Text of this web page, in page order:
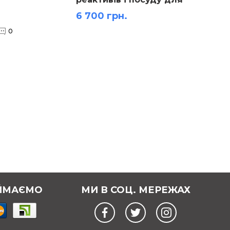
0
кабінету хімії для 8
класу
6 700 грн.
МИ В СОЦ. МЕРЕЖАХ